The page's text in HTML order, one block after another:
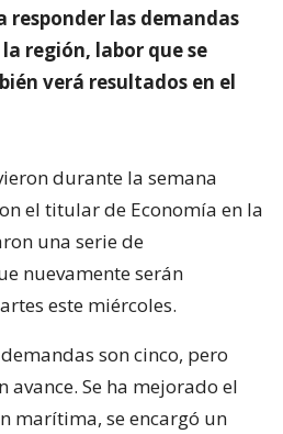
responder las demandas
región, labor que se
verá resultados en el
durante la semana
el titular de Economía en la
una serie de
nuevamente serán
este miércoles.
son cinco, pero
Se ha mejorado el
marítima, se encargó un